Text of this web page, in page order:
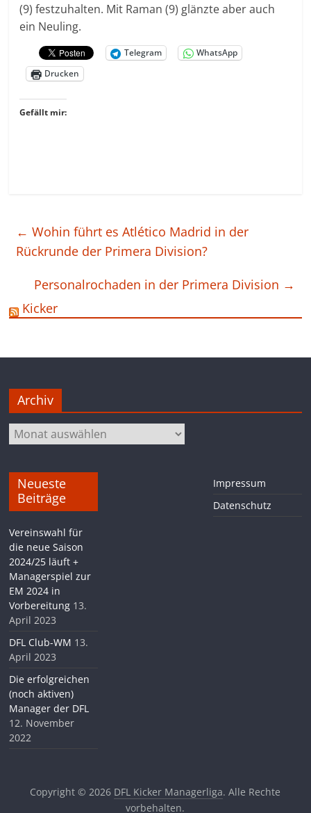
(9) festzuhalten. Mit Raman (9) glänzte aber auch
ein Neuling.
Telegram
WhatsApp
Drucken
Gefällt mir:
← Wohin führt es Atlético Madrid in der
Rückrunde der Primera Division?
Personalrochaden in der Primera Division →
Kicker
Archiv
Archiv
Neueste
Beiträge
Vereinswahl für
die neue Saison
2024/25 läuft +
Managerspiel zur
EM 2024 in
Vorbereitung 13.
April 2023
DFL Club-WM 13.
April 2023
Die erfolgreichen
(noch aktiven)
Manager der DFL
12. November
2022
Impressum
Datenschutz
Copyright © 2026 DFL Kicker Managerliga. Alle Rechte
vorbehalten.